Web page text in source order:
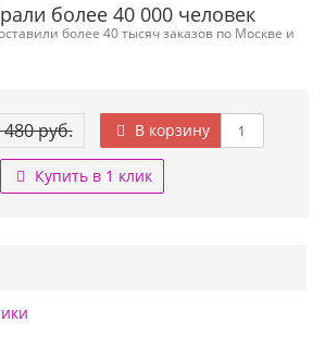
более 40 000 человек
более 40 тысяч заказов по Москве и
480 руб. В корзину
Купить в 1 клик